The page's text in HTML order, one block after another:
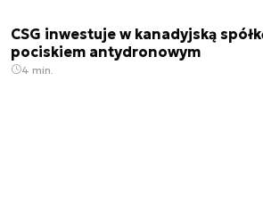
CSG inwestuje w kanadyjską
pociskiem antydronowym
4 min.